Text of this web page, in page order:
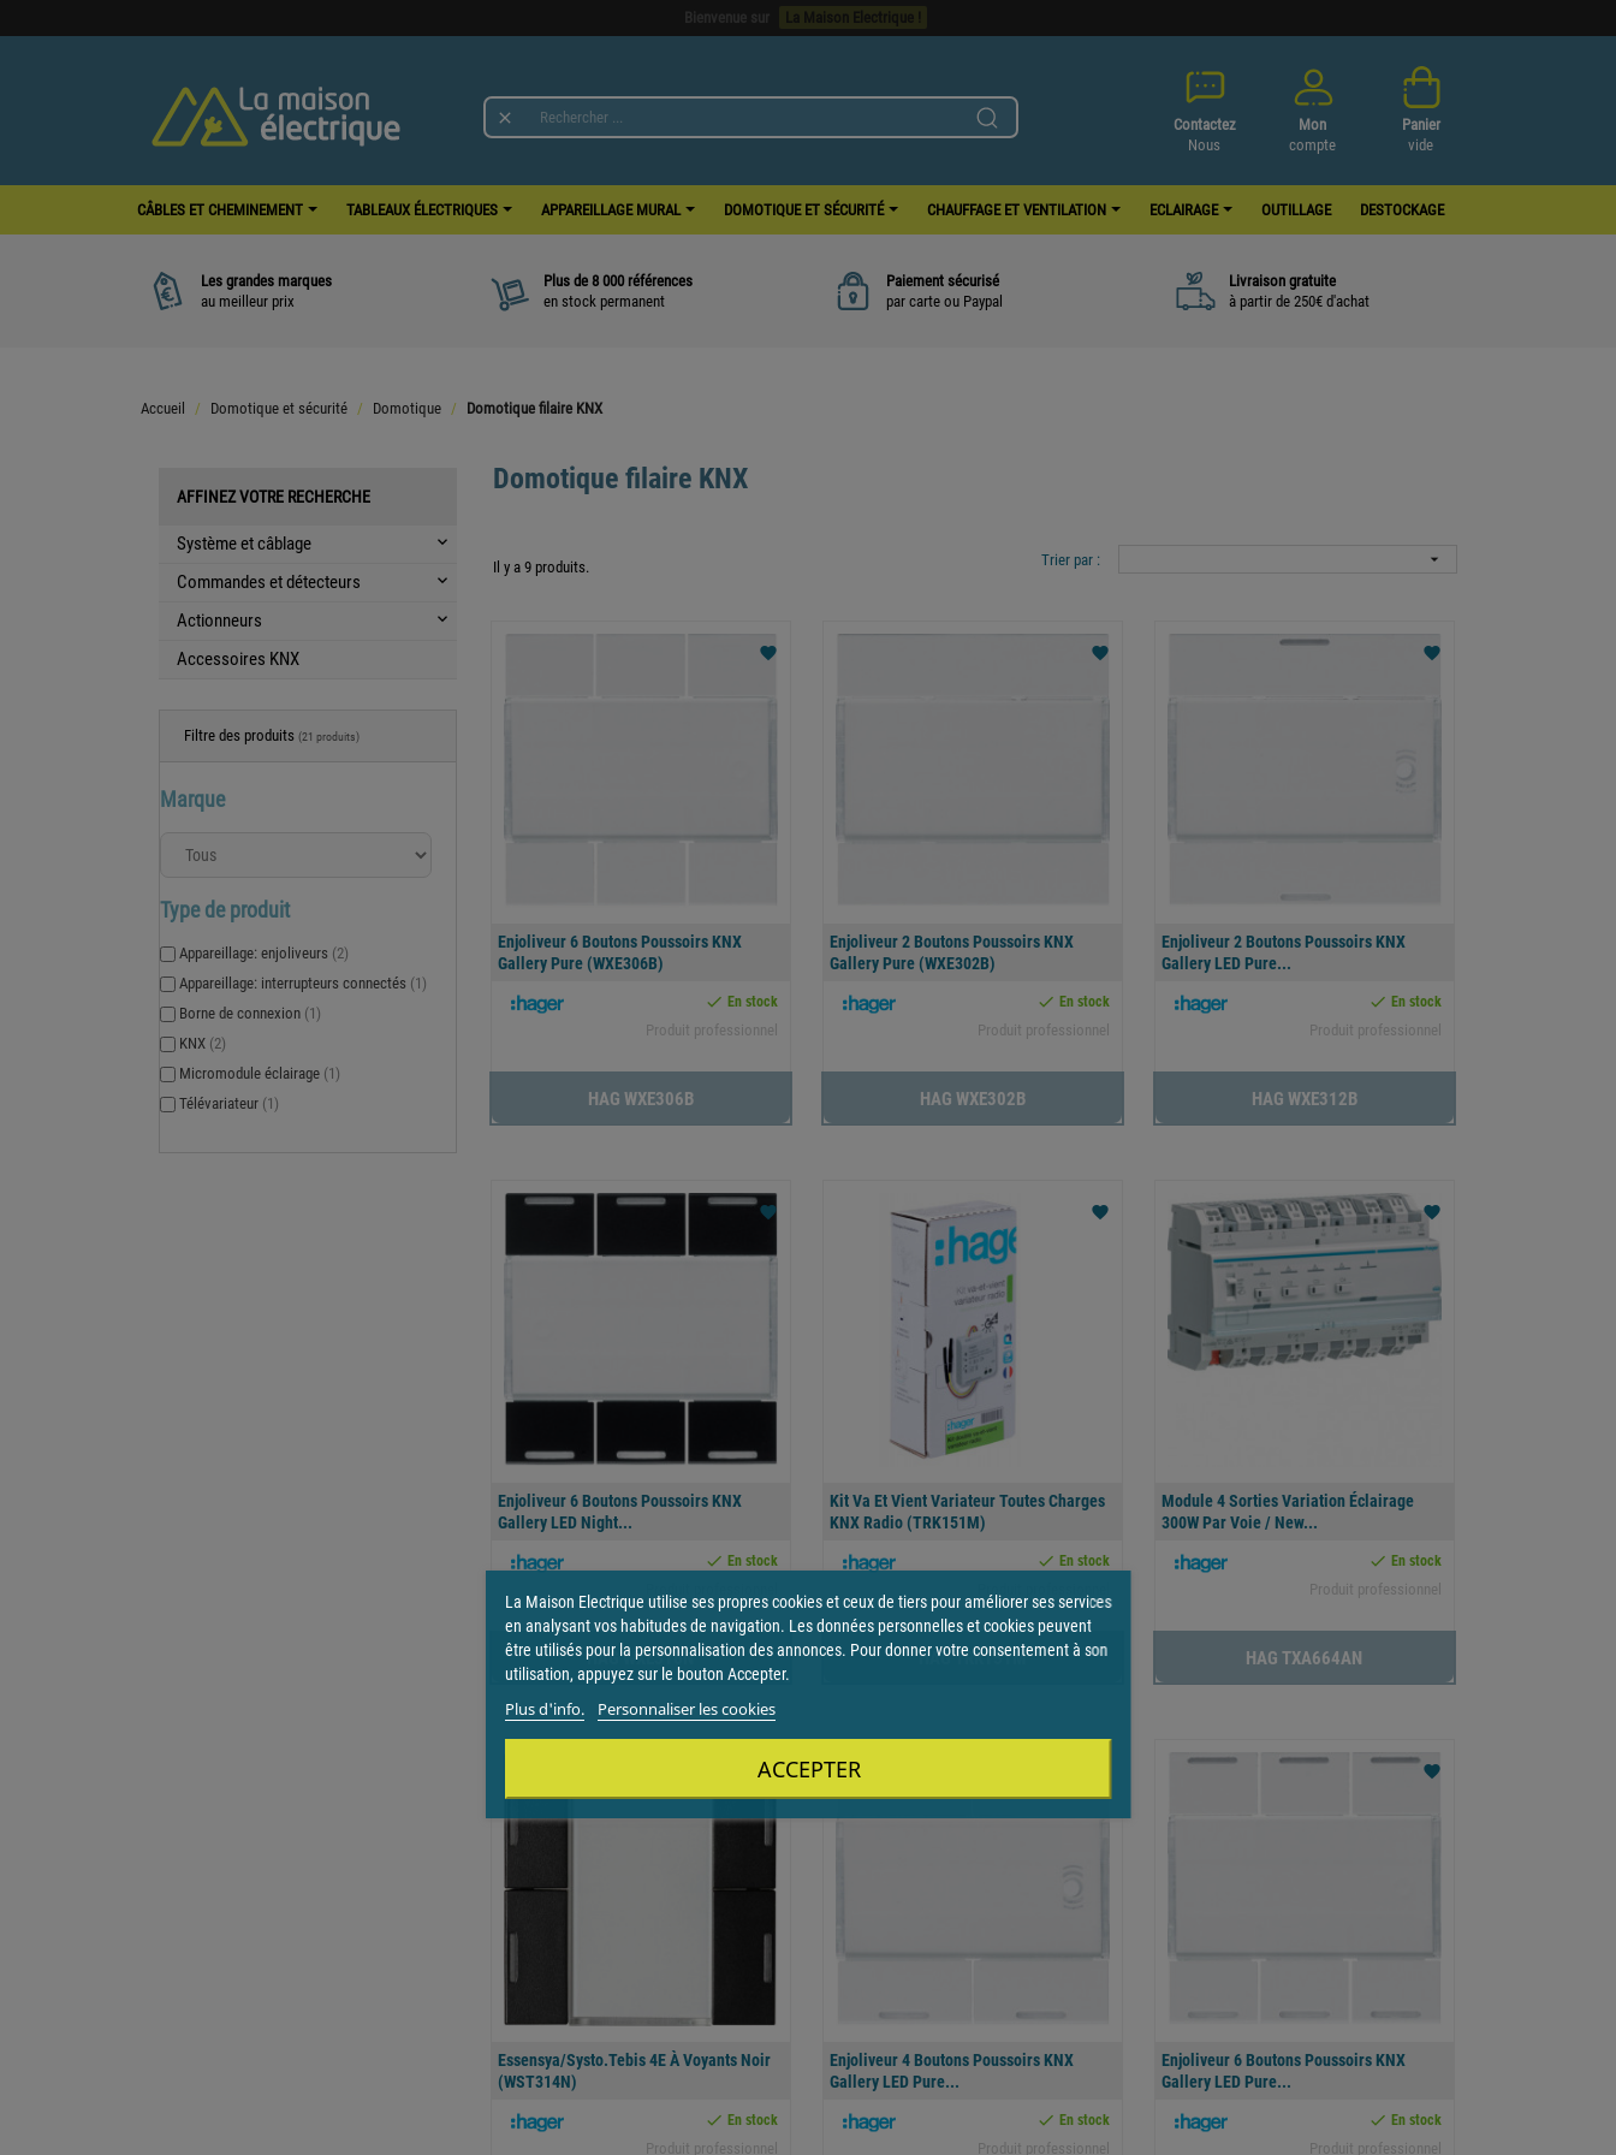

Contactez
Nous
Mon
compte
Panier
vide
CÂBLES ET CHEMINEMENT TABLEAUX ÉLECTRIQUES APPAREILLAGE MURAL DOMOTIQUE ET SÉCURITÉ CHAUFFAGE ET VENTILATION ECLAIRAGE OUTILLAGE DESTOCKAGE
Les grandes marques
au meilleur prix
Plus de 8 000 références
en stock permanent
Paiement sécurisé
par carte ou Paypal
Livraison gratuite
à partir de 250€ d'achat
Accueil Domotique et sécurité Domotique Domotique filaire KNX
AFFINEZ VOTRE RECHERCHE
Système et câblage keyboard_arrow_down
Commandes et détecteurs keyboard_arrow_down
Actionneurs keyboard_arrow_down
Accessoires KNX
Filtre des produits (21 produits)
Marque
Type de produit
Appareillage: enjoliveurs (2)
Appareillage: interrupteurs connectés (1)
Borne de connexion (1)
KNX (2)
Micromodule éclairage (1)
Télévariateur (1)
Domotique filaire KNX
Il y a 9 produits. Trier par : 
Enjoliveur 6 Boutons Poussoirs KNX
Gallery Pure (WXE306B)
 En stock
Produit professionnel
favorite
HAG WXE306B
Enjoliveur 2 Boutons Poussoirs KNX
Gallery Pure (WXE302B)
 En stock
Produit professionnel
favorite
HAG WXE302B
Enjoliveur 2 Boutons Poussoirs KNX
Gallery LED Pure...
 En stock
Produit professionnel
favorite
HAG WXE312B
Enjoliveur 6 Boutons Poussoirs KNX
Gallery LED Night...
 En stock
favorite
HAG WXE316N
Kit Va Et Vient Variateur Toutes Charges
KNX Radio (TRK151M)
 En stock
favorite
HAG TRK151M
Module 4 Sorties Variation Éclairage
300W Par Voie / New...
 En stock
Produit professionnel
favorite
HAG TXA664AN
Essensya/systo.tebis 4E À Voyants Noir
(WST314N)
 En stock
Produit professionnel
favorite
Enjoliveur 4 Boutons Poussoirs KNX
Gallery LED Pure...
 En stock
Produit professionnel
Enjoliveur 6 Boutons Poussoirs KNX
Gallery LED Pure...
 En stock
Produit professionnel
favorite
La Maison Electrique utilise ses propres cookies et ceux de tiers pour améliorer ses services
en analysant vos habitudes de navigation. Les données personnelles et cookies peuvent
être utilisés pour la personnalisation des annonces. Pour donner votre consentement à son
utilisation, appuyez sur le bouton Accepter.
Plus d'info. Personnaliser les cookies
ACCEPTER